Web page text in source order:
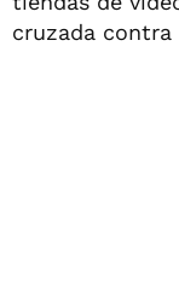
cruzada contra